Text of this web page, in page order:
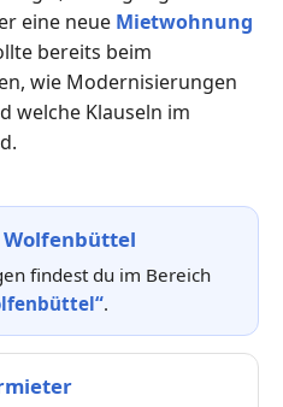
eine neue Mietwohnung
bereits beim
wie Modernisierungen
welche Klauseln im
Wolfenbüttel
findest du im Bereich
.